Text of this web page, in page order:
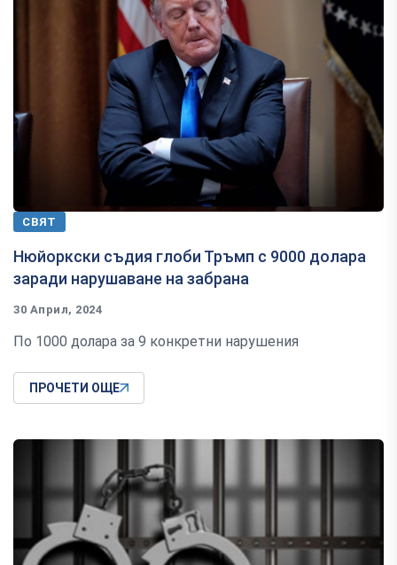
СВЯТ
Нюйоркски съдия глоби Тръмп с 9000 долара
заради нарушаване на забрана
30 Април, 2024
По 1000 долара за 9 конкретни нарушения
ПРОЧЕТИ ОЩЕ